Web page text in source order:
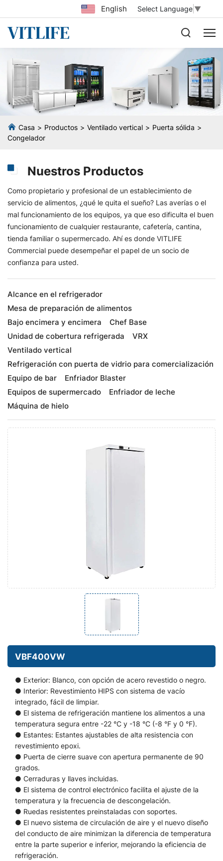
Select Language ▼
English
Casa Productos Ventilado vertical
Puerta sólida
Congelador
Nuestros Productos
Como propietario y profesional de un establecimiento de
servicio de alimentos, ¿qué le quita el sueño? Las averías o el
mal funcionamiento de los equipos, ya que eso dificulta el buen
funcionamiento de cualquier restaurante, cafetería, cantina,
tienda familiar o supermercado. Ahí es donde VITLIFE
Commercial puede desempeñar el papel de un socio de
confianza para usted.
Alcance en el refrigerador
Mesa de preparación de alimentos
Bajo encimera y encimera
Chef Base
Unidad de cobertura refrigerada
VRX
Ventilado vertical
Refrigeración con puerta de vidrio para comercialización
Equipo de bar
Enfriador Blaster
Equipos de supermercado
Enfriador de leche
Máquina de hielo
VBF400VW
● Exterior: Blanco, con opción de acero revestido o negro.
● Interior: Revestimiento HIPS con sistema de vacío
integrado, fácil de limpiar.
● El sistema de refrigeración mantiene los alimentos a una
temperatura segura entre -22 °C y -18 °C (-8 °F y 0 °F).
● Estantes: Estantes ajustables de alta resistencia con
revestimiento epoxi.
● Puerta de cierre suave con apertura permanente de 90
grados.
● Cerraduras y llaves incluidas.
● El sistema de control electrónico facilita el ajuste de la
temperatura y la frecuencia de descongelación.
● Ruedas resistentes preinstaladas con soportes.
● El nuevo sistema de circulación de aire y el nuevo diseño
del conducto de aire minimizan la diferencia de temperatura
entre la parte superior e inferior, mejorando la eficiencia de
refrigeración.